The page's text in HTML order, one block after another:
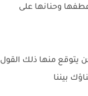
وحنانها على
يتوقع منها ذلك القول
بيننا